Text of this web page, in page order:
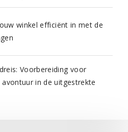
winkel efficiënt in met de
Voorbereiding voor
avontuur in de uitgestrekte